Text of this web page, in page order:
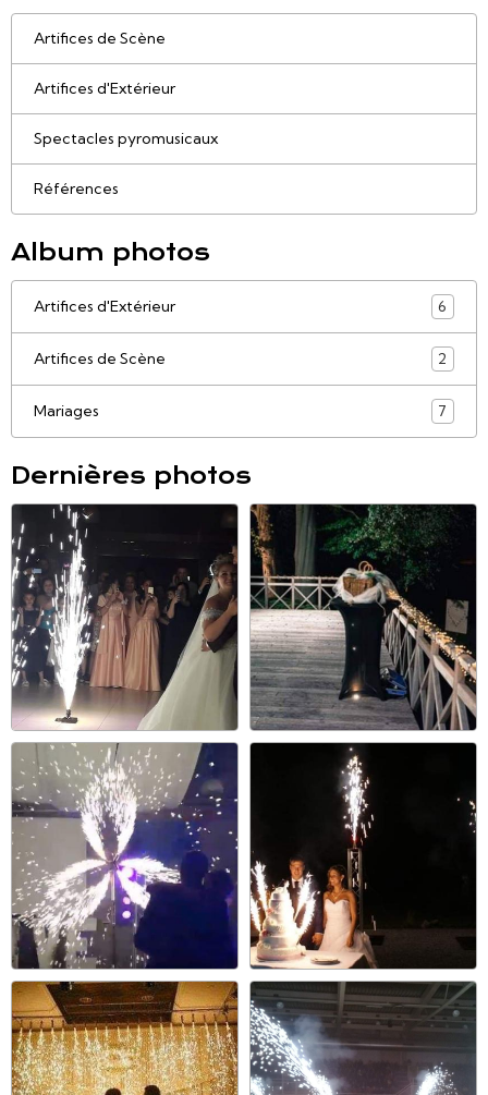
Artifices de Scène
Artifices d'Extérieur
Spectacles pyromusicaux
Références
Album photos
Artifices d'Extérieur 6
Artifices de Scène 2
Mariages 7
Dernières photos